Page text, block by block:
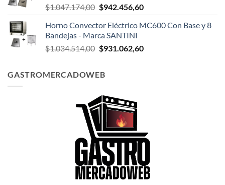
$1.047.498,00.$942.748,20.
$1.047.174,00 El
original
era:
$1.047.174,00.
$942.456,60El
actual
$942.456,60.
Horno Convector Eléctrico MC600 Con Base y 8
Bandejas - Marca SANTINI
$1.034.514,00 El
era:
$931.062,60El
GASTROMERCADOWEB